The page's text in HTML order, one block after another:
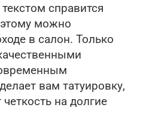
справится
можно
в салон. Только
вам татуировку,
на долгие